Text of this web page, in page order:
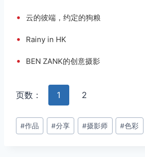
• 云的彼端，约定的狗粮
• Rainy in HK
• BEN ZANK的创意摄影
页数： 1 2
文
章
#作品 #分享 #摄影师 #色彩